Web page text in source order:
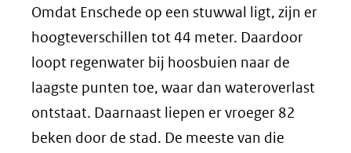
Omdat Enschede op een stuwwal ligt, zijn er
hoogteverschillen tot 44 meter. Daardoor
loopt regenwater bij hoosbuien naar de
laagste punten toe, waar dan wateroverlast
ontstaat. Daarnaast liepen er vroeger 82
beken door de stad. De meeste van die